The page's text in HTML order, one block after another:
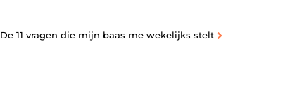
De 11 vragen die mijn baas me wekelijks stelt